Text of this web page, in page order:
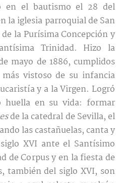
en el bautismo el 28 del
la iglesia parroquial de San
la Purísima Concepción y
Trinidad. Hizo la
mayo de 1886, cumplidos
vistoso de su infancia
y a la Virgen. Logró
huella en su vida: formar
de la catedral de Sevilla, el
las castañuelas, canta y
XVI ante el Santísimo
de Corpus y en la fiesta de
también del siglo XVI, son